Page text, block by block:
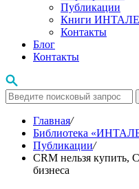
Публикации
Книги
Контакты
Блог
Контакты
Главная/
Библиотека
Публикации/
CRM нельзя купить,
бизнеса